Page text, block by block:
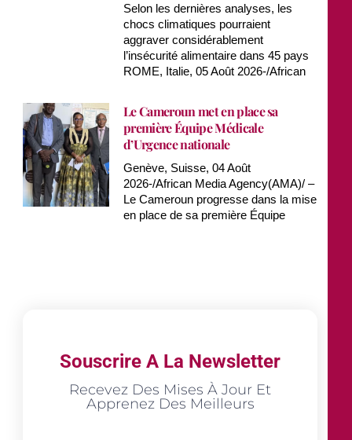
Selon les dernières analyses, les
chocs climatiques pourraient
aggraver considérablement
l’insécurité alimentaire dans 45 pays
ROME, Italie, 05 Août 2026-/African
Le Cameroun met en place sa
première Équipe Médicale
d’Urgence nationale
Genève, Suisse, 04 Août
2026-/African Media Agency(AMA)/ –
Le Cameroun progresse dans la mise
en place de sa première Équipe
Souscrire A La Newsletter
Recevez Des Mises À Jour Et
Apprenez Des Meilleurs